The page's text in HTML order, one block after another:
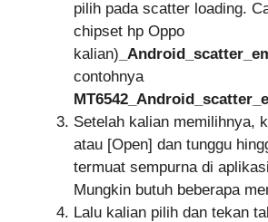
pilih pada scatter loading.
chipset hp Oppo
kalian)
contohnya
Setelah kalian memilihnya,
atau [Open] dan tunggu
termuat sempurna di
Mungkin butuh beberapa
Lalu kalian pilih dan tekan